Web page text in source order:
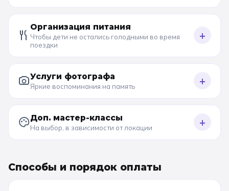
Организация питания
Чтобы дети не остались голодными во время
поездки
+
Услуги фотографа
Яркие воспоминания на память +
Доп. мастер-классы
На выбор, в зависимости от локации +
Способы и порядок оплаты